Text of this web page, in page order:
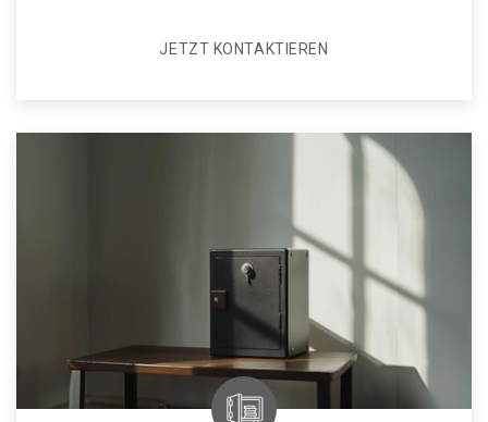
JETZT KONTAKTIEREN